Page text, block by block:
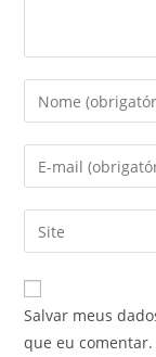
Salvar meus
que eu comentar.